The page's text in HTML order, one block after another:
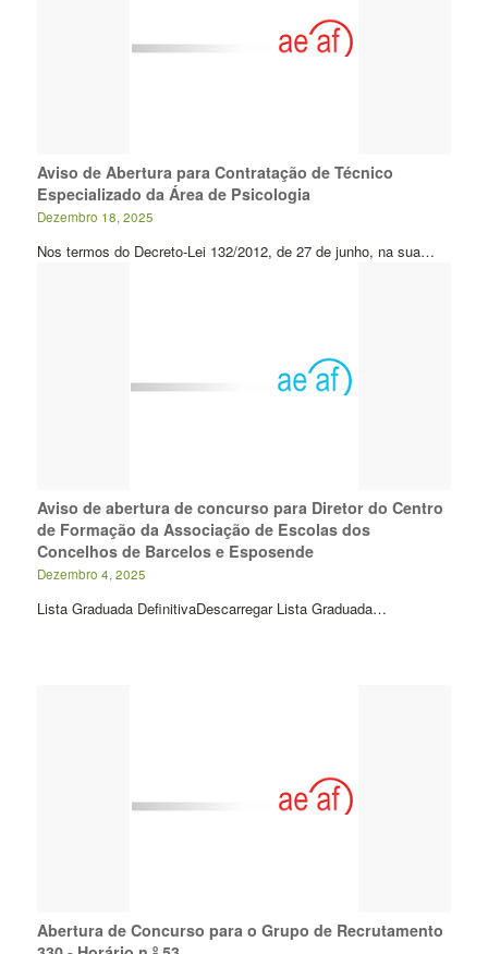
Aviso de Abertura para Contratação de Técnico
Especializado da Área de Psicologia
Dezembro 18, 2025
Nos termos do Decreto-Lei 132/2012, de 27 de junho, na sua…
Aviso de abertura de concurso para Diretor do Centro
de Formação da Associação de Escolas dos
Concelhos de Barcelos e Esposende
Dezembro 4, 2025
Lista Graduada DefinitivaDescarregar Lista Graduada…
Abertura de Concurso para o Grupo de Recrutamento